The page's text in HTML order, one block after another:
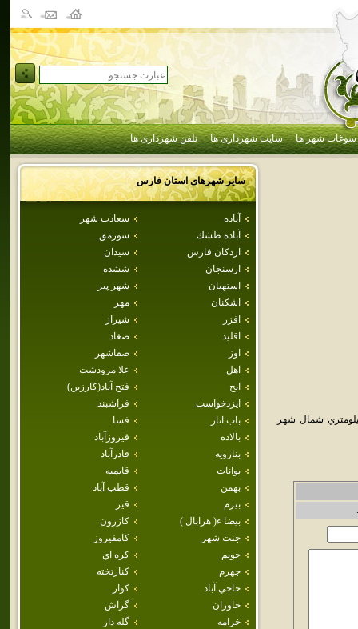
سوغات شهر ها سایت شهرداری ها تلفن شهرداری ها
سایر شهرهای استانفارس
آباده
سعادت شهر
آباده طشك
سورمق
اردكان فارس
سيدان
ارسنجان
ششده
استهبان
شهر پير
اشكنان
مهر
افزر
شيراز
اقليد
صغاد
اوز
صفاشهر
اهل
علا مرودشت
ايج
فتح آباد(كارزين)
ايزدخواست
فراشبند
باب انار
فسا
بالاده
فيروزآباد
بنارويه
قادرآباد
بوانات
قايميه
بهمن
قطب آباد
بيرم
قير
بيضا ء( هرابال )
كازرون
جنت شهر
كامفيروز
جويم
كره اي
جهرم
كنارتخته
حاجي آباد
كوار
خاوران
گراش
خرامه
گله دار
در استان فارس در جنوب ايران و مرکز شهرستان رستم است که در 18 کيلومتري شمال شهر